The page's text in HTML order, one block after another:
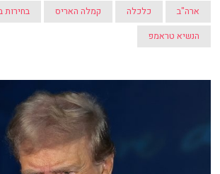
ארה"ב כלכלה קמלה האריס
בחירות
הנשיא טראמפ